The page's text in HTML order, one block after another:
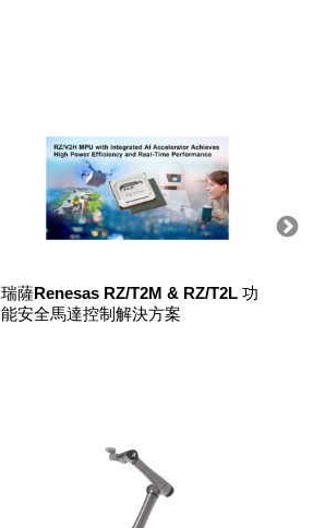
瑞薩Renesas RZ/T2M & RZ/T2L 功
能安全馬達控制解決方案